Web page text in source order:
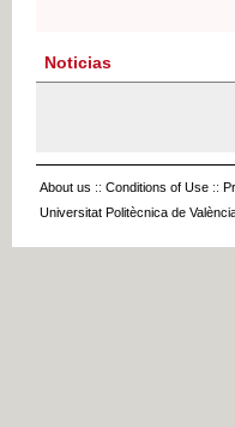
Noticias
About us :: Conditions of Use ::
Universitat Politècnica de